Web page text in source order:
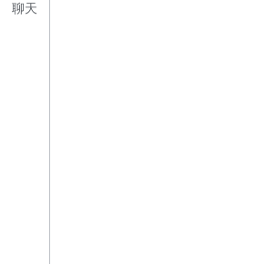
Google 会使用 AI
聊天